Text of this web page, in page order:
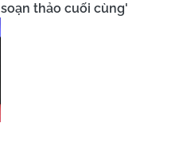
soạn thảo cuối cùng'